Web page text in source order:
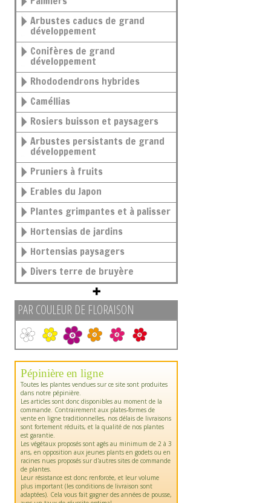
Arbustes caducs de grand
développement
Conifères de grand
développement
Rhododendrons hybrides
Caméllias
Rosiers buisson et paysagers
Arbustes persistants de grand
développement
Pruniers à fruits
Erables du Japon
Plantes grimpantes et à palisser
Hortensias de jardins
Hortensias paysagers
Divers terre de bruyère
PAR COULEUR DE FLORAISON
Pépinière en ligne
Toutes les plantes vendues sur ce site sont produites
dans notre pépinière.
Les articles sont donc disponibles au moment de la
commande. Contrairement aux plates-formes de
vente en ligne traditionnelles, nos délais de livraisons
sont fortement réduits, et la qualité de nos plantes
est garantie.
Les végétaux proposés sont agés au minimum de 2 à 3
ans, en opposition aux jeunes plants en godets ou en
racines nues proposés sur d'autres sites de commande
de plantes.
Leur résistance est donc renforcée, et leur volume
plus important (les conditions de livraison sont
adaptées). Cela vous fait gagner des années de pousse,